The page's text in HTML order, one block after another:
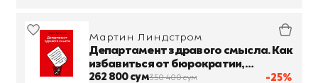
-25%
Мартин Линдстром
Департамент здравого смысла. Как
избавиться от бюрократии,
бессмысленных презентаций и
262 800 сум350 400 сум